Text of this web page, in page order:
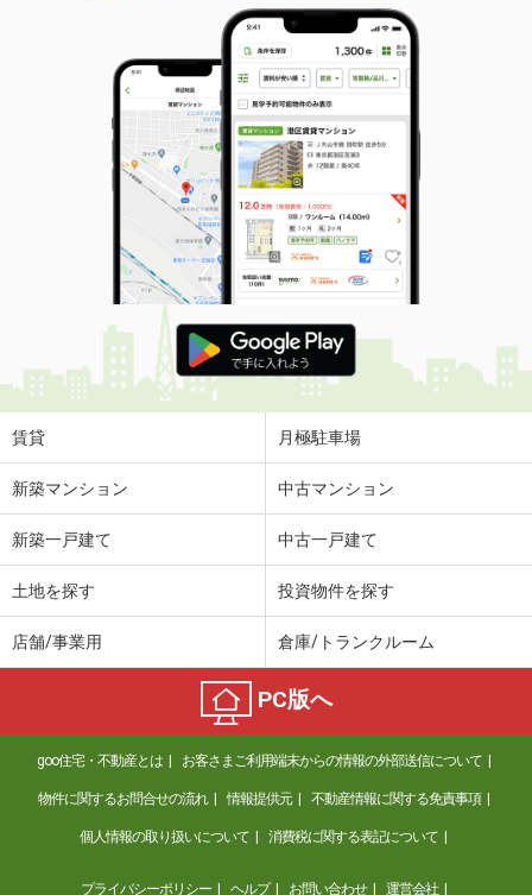
賃貸 月極駐車場
新築マンション 中古マンション
新築一戸建て 中古一戸建て
土地を探す 投資物件を探す
店舗/事業用 倉庫/トランクルーム
PC版へ
goo住宅・不動産とは お客さまご利用端末からの情報の外部送信について
物件に関するお問合せの流れ 情報提供元 不動産情報に関する免責事項
個人情報の取り扱いについて 消費税に関する表記について
プライバシーポリシー ヘルプ お問い合わせ 運営会社